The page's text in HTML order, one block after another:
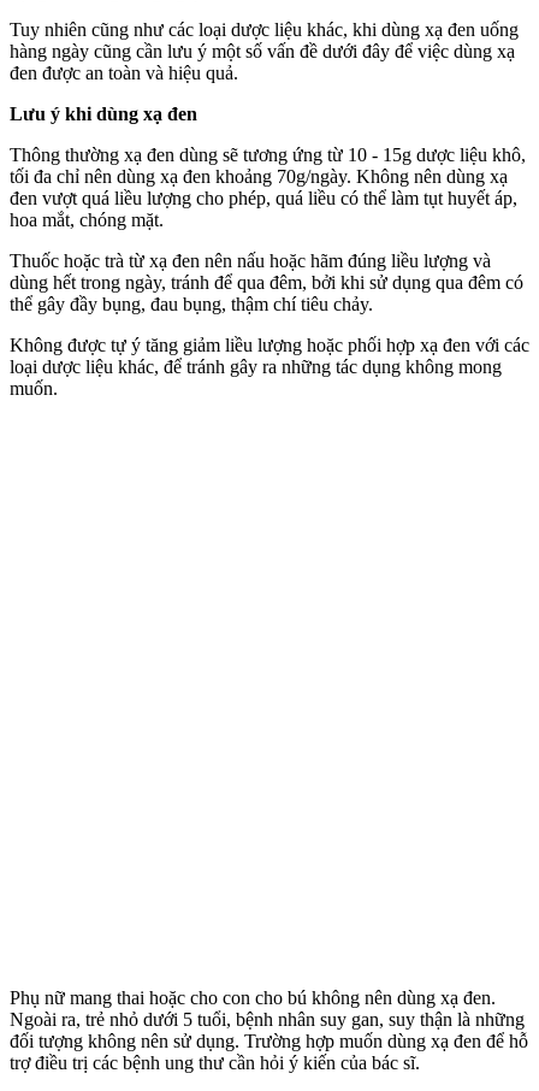
Tuy nhiên cũng như các loại dược liệu khác, khi dùng xạ đen uống
hàng ngày cũng cần lưu ý một số vấn đề dưới đây để việc dùng xạ
đen được an toàn và hiệu quả.
Lưu ý khi dùng xạ đen
Thông thường xạ đen dùng sẽ tương ứng từ 10 - 15g dược liệu khô,
tối đa chỉ nên dùng xạ đen khoảng 70g/ngày. Không nên dùng xạ
đen vượt quá liều lượng cho phép, quá liều có thể làm tụt huyết áp,
hoa mắt, chóng mặt.
Thuốc hoặc trà từ xạ đen nên nấu hoặc hãm đúng liều lượng và
dùng hết trong ngày, tránh để qua đêm, bởi khi sử dụng qua đêm có
thể gây đầy bụng, đau bụng, thậm chí tiêu chảy.
Không được tự ý tăng giảm liều lượng hoặc phối hợp xạ đen với các
loại dược liệu khác, để tránh gây ra những tác dụng không mong
muốn.
Phụ nữ mang thai hoặc cho con cho bú không nên dùng xạ đen.
Ngoài ra, trẻ nhỏ dưới 5 tuổi, bệnh nhân suy gan, suy thận là những
đối tượng không nên sử dụng. Trường hợp muốn dùng xạ đen để hỗ
trợ điều trị các bệnh ung thư cần hỏi ý kiến của bác sĩ.